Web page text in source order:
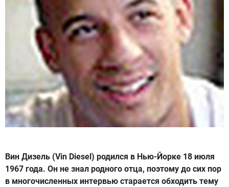
Вин Дизель (Vin Diesel) родился в Нью-Йорке 18 июля
1967 года. Он не знал родного отца, поэтому до сих пор
в многочисленных интервью старается обходить тему